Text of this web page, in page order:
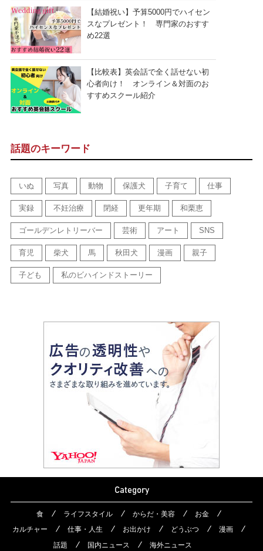
【結婚祝い】予算5000円でハイセン
スなプレゼント！ 専門家のおすす
め22選
【比較表】英会話で全く話せない初
心者向け！ オンライン＆対面のお
すすめスクール紹介
話題のキーワード
いぬ 写真 動物 保護犬 子育て 仕事
実録 不妊治療 閉経 更年期 和栗恵
ゴールデンレトリーバー 芸術 アート SNS
育児 柴犬 馬 秋田犬 漫画 親子
子ども 私のビハインドストーリー
Category
食 ライフスタイル からだ・美容
お金
カルチャー
仕事・人生 お出かけ どうぶつ
漫画
話題
国内ニュース 海外ニュース